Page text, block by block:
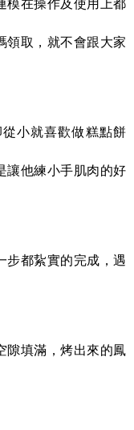
模在操作及使用上都
領取，就不會跟大家
小就喜歡做糕點餅
讓他練小手肌肉的好
步都紥實的完成，遇
隙填滿，烤出來的鳳